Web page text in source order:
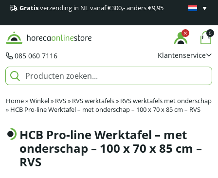
Gratisverzending in NL vanaf €300,- anders €9,95
Minimaal
085 060 7116 Klantenservice
0
Home»Winkel» RVS» RVS werktafels» RVS werktafels met onderschap
» HCB Pro-line Werktafel – met onderschap – 100 x 70 x 85 cm – RVS
HCB Pro-line Werktafel – met
onderschap – 100 x 70 x 85 cm –
RVS